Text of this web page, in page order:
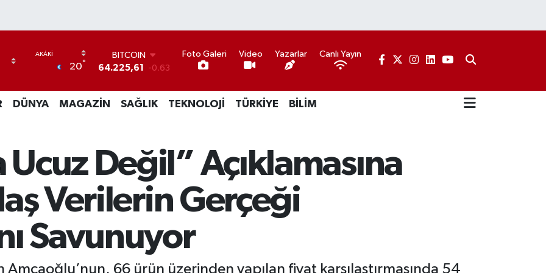
20°
64.225,61
-0.63
DOLAR
EURO
55,0406 -0.08
6510.40
0.45
BİST100
13.799 70
Foto Galeri Video Yazarlar Canlı Yayın
DÜNYA MAGAZİN SAĞLIK TEKNOLOJİ TÜRKİYE BİLİM
Değil” Açıklamasına
Verilerin Gerçeği
Savunuyor
Amcaoğlu’nun, 66 ürün üzerinden yapılan fiyat karşılaştırmasında 54